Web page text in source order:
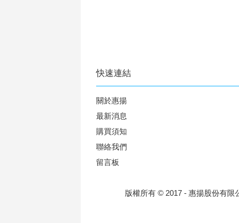
快速連結
關於惠揚
最新消息
購買須知
聯絡我們
留言板
版權所有 © 2017 - 惠揚股份有限